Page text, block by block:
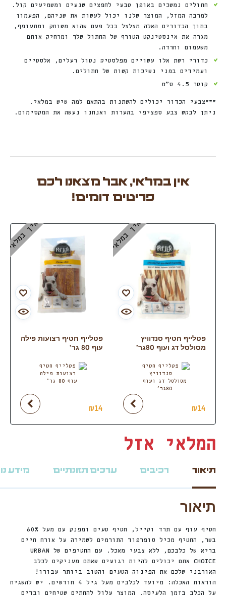
חתולים נמשכים באופן טבעי לחפצים שנעים ומשמיעים קול.
למרבה המזל, המוצר שלנו יכול לעשות את שניהם, הפעמון
בתוך הכדורים האלה מצלצל בכל פעם שהוא משוחק ומתעופף,
מגרה את אינסטינקט הטורף של החתול שלך ומרחיק אותם
משעמום וחרדה.
כדורי רשת אלו עשויים מפלסטיק נטול רעלים, אלסטיים
ועמידים בפני נשיכות קשות של חתולים.
קוטר 4.5 ס”מ
***צבעי הכדור יכולים להשתנות בהתאם למה שיש במלאי.
ניתן לבקש צבע ספציפי בהערות ואנחנו נעשה את המקסימום.
אין במלאי, אבל מצאנו לכם
פריטים דומים!
פטלייף חטיף סנדוויץ
מסולסל דג ועוף 80גר’
₪14
אין במלאי
פטלייף חטיף רצועות פילה
עוף 80 גר’
₪14
אין במלאי
המלאי אזל
תיאור רכיבים ערכים תזונתיים מידע
תיאור
חטיף עוף עם תרד וקייל, חטיף טעים ומפנק עם מעל 60%
בשר, החטיף מכיל סופרפוד התורמים לשמירה על אורח חיים
בריא של כלבכם, ללא צבעי מאכל. עם החטיפים של URBAN
CHOICE אתם יכולים להיות רגועים שאתם מעניקים לכלב
האורבני שלכם את הפינוק הטעים והטוב ביותר עבורו!
הוראות האכלה: מיועד לכלבים מעל גיל 4 חודשים. יש להשגיח
על הכלב בזמן הלעיסה. המוצר עלול להחתים שטיחים ובדים